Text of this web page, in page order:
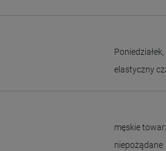
Poniedziałek,
elastyczny
męskie
niepożądane